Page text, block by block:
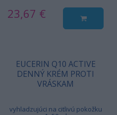
23,67 €
EUCERIN Q10 ACTIVE
DENNÝ KRÉM PROTI
VRÁSKAM
vyhladzujúci na citlivú pokožku